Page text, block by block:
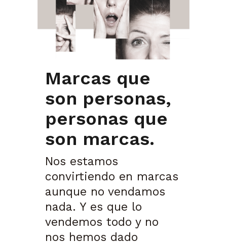
Marcas que
son personas,
personas que
son marcas.
Nos estamos
convirtiendo en marcas
aunque no vendamos
nada. Y es que lo
vendemos todo y no
nos hemos dado